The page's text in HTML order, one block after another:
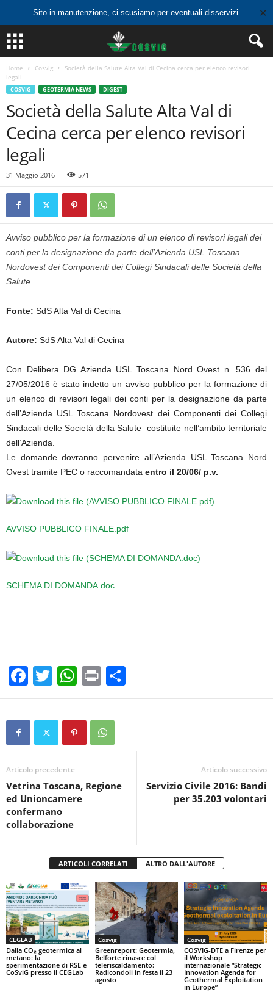
Sito in manutenzione, ci scusiamo per eventuali disservizi. ✕
Home Cosvig
Società della Salute Alta Val di Cecina cerca per elenco revisori
legali
COSVIG GEOTERMIA NEWS DIGEST
Società della Salute Alta Val di
Cecina cerca per elenco revisori
legali
31 Maggio 2016 571
Avviso pubblico per la formazione di un elenco di revisori legali dei
conti per la designazione da parte dell’Azienda USL Toscana
Nordovest dei Componenti dei Collegi Sindacali delle Società della
Salute
Fonte: SdS Alta Val di Cecina
Autore: SdS Alta Val di Cecina
Con Delibera DG Azienda USL Toscana Nord Ovest n. 536 del
27/05/2016 è stato indetto un avviso pubblico per la formazione di
un elenco di revisori legali dei conti per la designazione da parte
dell’Azienda USL Toscana Nordovest dei Componenti dei Collegi
Sindacali delle Società della Salute costituite nell’ambito territoriale
dell’Azienda.
Le domande dovranno pervenire all’Azienda USL Toscana Nord
Ovest tramite PEC o raccomandata entro il 20/06/ p.v.
AVVISO PUBBLICO FINALE.pdf
SCHEMA DI DOMANDA.doc
F
a
c
b
o
o
k
T
wi
tt
W
h
at
s
A
p
Pr
in
t
o
vi
Articolo precedente
Vetrina Toscana, Regione
ed Unioncamere
confermano
collaborazione
Articolo successivo
Servizio Civile 2016: Bandi
per 35.203 volontari
ARTICOLI CORRELATI ALTRO DALL'AUTORE
CEGLAB
Dalla CO₂ geotermica al
metano: la
sperimentazione di RSE e
CoSviG presso il CEGLab
Cosvig
Greenreport: Geotermia,
Belforte rinasce col
teleriscaldamento:
Radicondoli in festa il 23
agosto
Cosvig
COSVIG-DTE a Firenze per
il Workshop
internazionale “Strategic
Innovation Agenda for
Geothermal Exploitation
in Europe”